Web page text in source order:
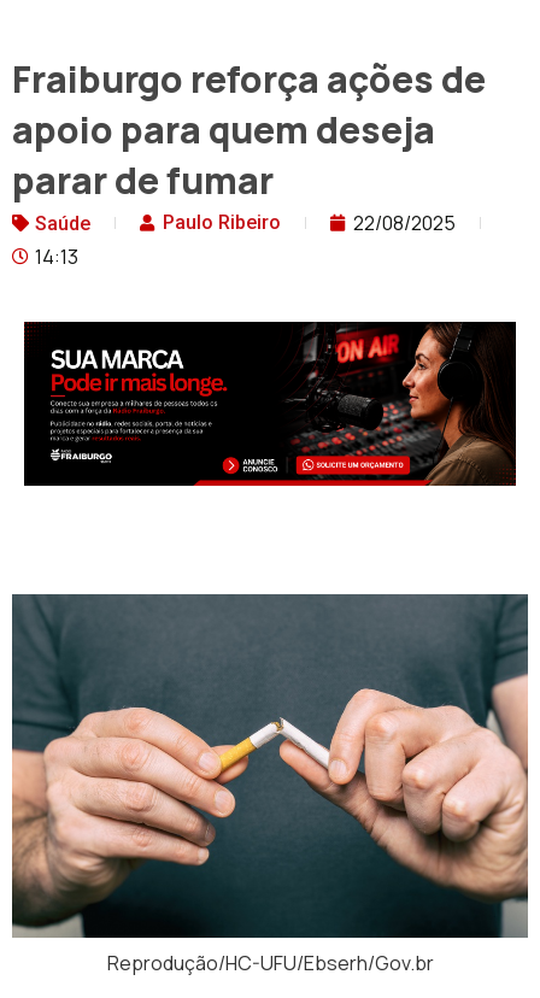
Fraiburgo reforça ações de
apoio para quem deseja
parar de fumar
Saúde Paulo Ribeiro
22/08/2025
14:13
Reprodução/HC-UFU/Ebserh/Gov.br